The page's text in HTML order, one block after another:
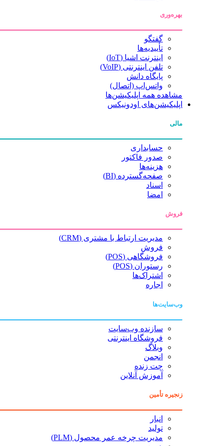
بهره‌وری
گفتگو
تأییدیه‌ها
اینترنت اشیا (IoT)
تلفن اینترنتی (VoIP)
پایگاه دانش
واتس‌اپ (اتصال)
مشاهده همه اپلیکیشن‌ها
اپلیکیشن‌های اودونیکس
مالی
حسابداری
صدور فاکتور
هزینه‌ها
صفحه‌گسترده (BI)
اسناد
امضا
فروش
مدیریت ارتباط با مشتری (CRM)
فروش
فروشگاهی (POS)
رستوران (POS)
اشتراک‌ها
اجاره
وب‌سایت‌ها
سازنده وب‌سایت
فروشگاه اینترنتی
وبلاگ
انجمن
چت زنده
آموزش آنلاین
زنجیره تأمین
انبار
تولید
مدیریت چرخه عمر محصول (PLM)